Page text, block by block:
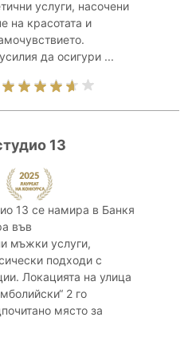
услуги, насочени
на красотата и
да осигури ...
13
13 се намира в Банкя
във
мъжки услуги,
подходи с
Локацията на улица
2 го
място за